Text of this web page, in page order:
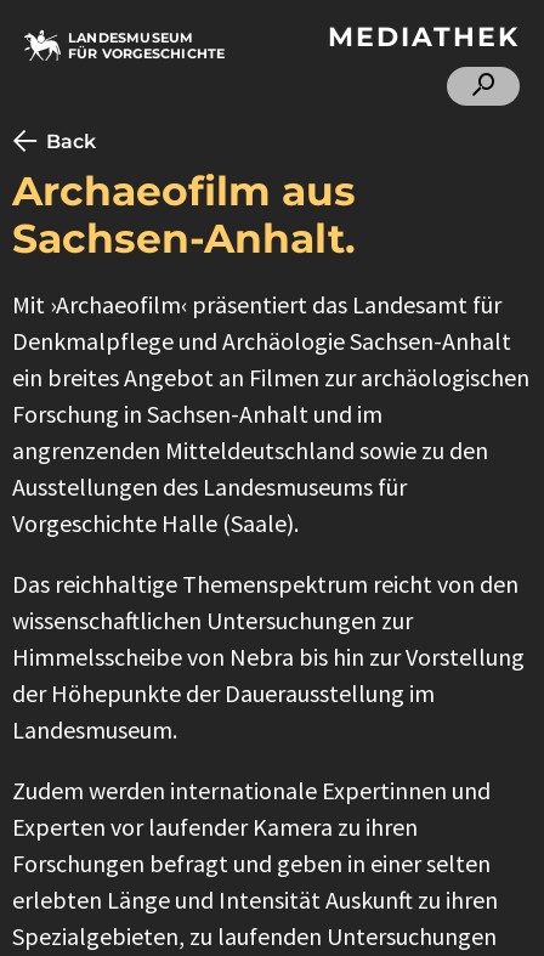
LANDESMUSEUM
FÜR VORGESCHICHTE
MEDIATHEK
Back
Archaeofilm aus
Sachsen-Anhalt.
Mit ›Archaeofilm‹ präsentiert das Landesamt für
Denkmalpflege und Archäologie Sachsen-Anhalt
ein breites Angebot an Filmen zur archäologischen
Forschung in Sachsen-Anhalt und im
angrenzenden Mitteldeutschland sowie zu den
Ausstellungen des Landesmuseums für
Vorgeschichte Halle (Saale).
Das reichhaltige Themenspektrum reicht von den
wissenschaftlichen Untersuchungen zur
Himmelsscheibe von Nebra bis hin zur Vorstellung
der Höhepunkte der Dauerausstellung im
Landesmuseum.
Zudem werden internationale Expertinnen und
Experten vor laufender Kamera zu ihren
Forschungen befragt und geben in einer selten
erlebten Länge und Intensität Auskunft zu ihren
Spezialgebieten, zu laufenden Untersuchungen